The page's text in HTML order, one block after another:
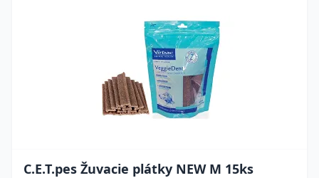
C.E.T.pes Žuvacie plátky NEW M 15ks